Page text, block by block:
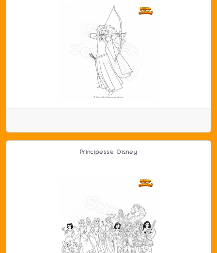
Principesse Disney